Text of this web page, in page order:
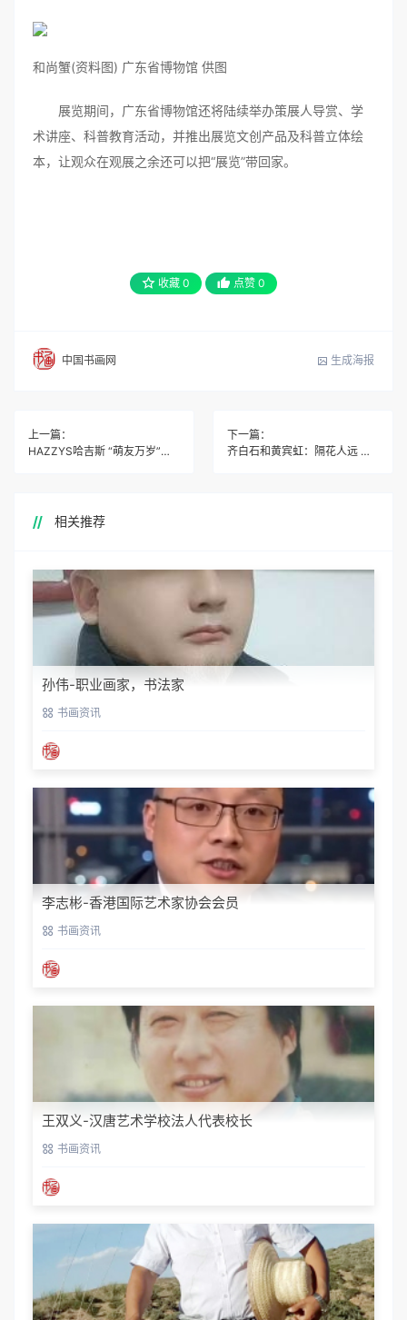
和尚蟹(资料图) 广东省博物馆 供图
展览期间，广东省博物馆还将陆续举办策展人导赏、学
术讲座、科普教育活动，并推出展览文创产品及科普立体绘
本，让观众在观展之余还可以把“展览”带回家。
收藏 0 点赞 0
中国书画网 生成海报
上一篇：
HAZZYS哈吉斯 “萌友万岁”艺术展，跨界Playforever引领玩趣英伦风
下一篇：
齐白石和黄宾虹：隔花人远 百花芬芳
相关推荐
孙伟-职业画家，书法家
书画资讯
李志彬-香港国际艺术家协会会员
书画资讯
王双义-汉唐艺术学校法人代表校长
书画资讯